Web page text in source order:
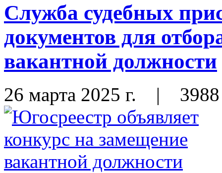
Служба судебных
документов для
вакантной должности
26 марта 2025 г. | 3988